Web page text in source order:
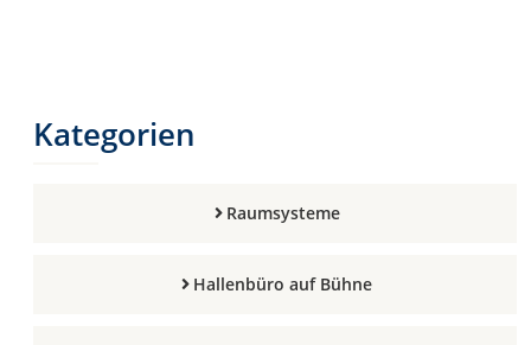
Kategorien
Raumsysteme
Hallenbüro auf Bühne